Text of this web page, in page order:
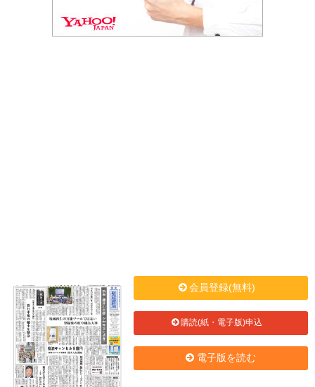
会員登録(無料)
購読(紙・電子版)申込
電子版を読む